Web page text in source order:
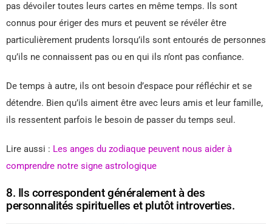
pas dévoiler toutes leurs cartes en même temps. Ils sont
connus pour ériger des murs et peuvent se révéler être
particulièrement prudents lorsqu’ils sont entourés de personnes
qu’ils ne connaissent pas ou en qui ils n’ont pas confiance.
De temps à autre, ils ont besoin d’espace pour réfléchir et se
détendre. Bien qu’ils aiment être avec leurs amis et leur famille,
ils ressentent parfois le besoin de passer du temps seul.
Lire aussi : Les anges du zodiaque peuvent nous aider à
comprendre notre signe astrologique
8. Ils correspondent généralement à des
personnalités spirituelles et plutôt introverties.